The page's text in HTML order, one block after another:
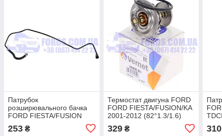
Патрубок
розширювального бачка
FORD FIESTA/FUSION
ZETEC) ONKA
253 ₴
Термостат двигуна FORD
FORD FIESTA/FUSION/KA
2001-2012 (82°1.3/1.6)
329₴
DP
310